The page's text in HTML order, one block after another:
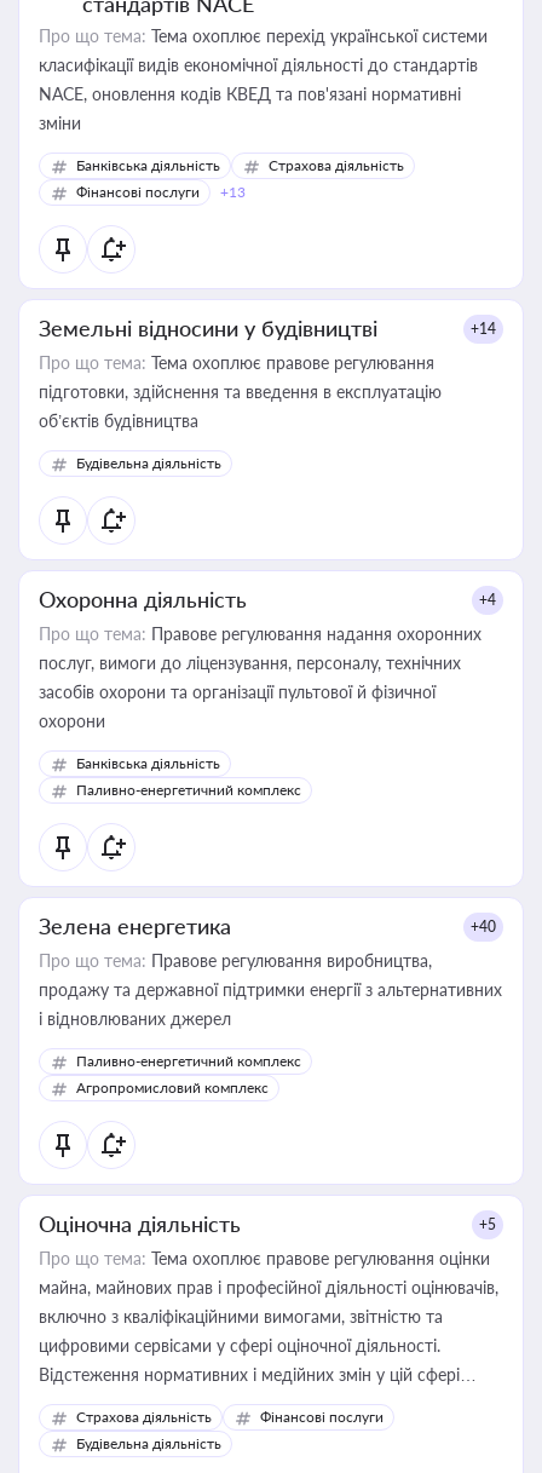
Про що тема: Тема охоплює перехід української системи
класифікації видів економічної діяльності до стандартів
NACE, оновлення кодів КВЕД та пов'язані нормативні
зміни
Банківська діяльність
Страхова діяльність
Фінансові послуги
+13
Земельні відносини у будівництві +14
Про що тема: Тема охоплює правове регулювання
підготовки, здійснення та введення в експлуатацію
об’єктів будівництва
Будівельна діяльність
Охоронна діяльність +4
Про що тема: Правове регулювання надання охоронних
послуг, вимоги до ліцензування, персоналу, технічних
засобів охорони та організації пультової й фізичної
охорони
Банківська діяльність
Паливно-енергетичний комплекс
Зелена енергетика +40
Про що тема: Правове регулювання виробництва,
продажу та державної підтримки енергії з альтернативних
і відновлюваних джерел
Паливно-енергетичний комплекс
Агропромисловий комплекс
Оціночна діяльність +5
Про що тема: Тема охоплює правове регулювання оцінки
майна, майнових прав і професійної діяльності оцінювачів,
включно з кваліфікаційними вимогами, звітністю та
цифровими сервісами у сфері оціночної діяльності.
Відстеження нормативних і медійних змін у цій сфері
корисне для власника бізнесу, керівника, юриста або
бухгалтера під час оподаткування, приватизації, оренди
державного майна, корпоративних угод і перевірки
Страхова діяльність
Фінансові послуги
Будівельна діяльність